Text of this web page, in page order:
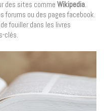
des sites comme Wikipedia.
forums ou des pages facebook.
fouiller dans les livres
clés.